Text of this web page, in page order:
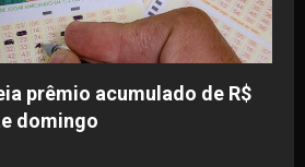
prêmio acumulado de R$
domingo